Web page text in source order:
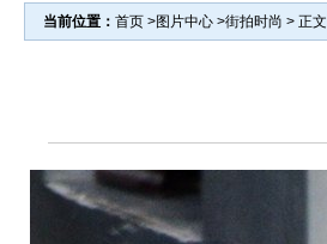
当前位置： 首页 >图片中心 >街拍时尚 > 正文